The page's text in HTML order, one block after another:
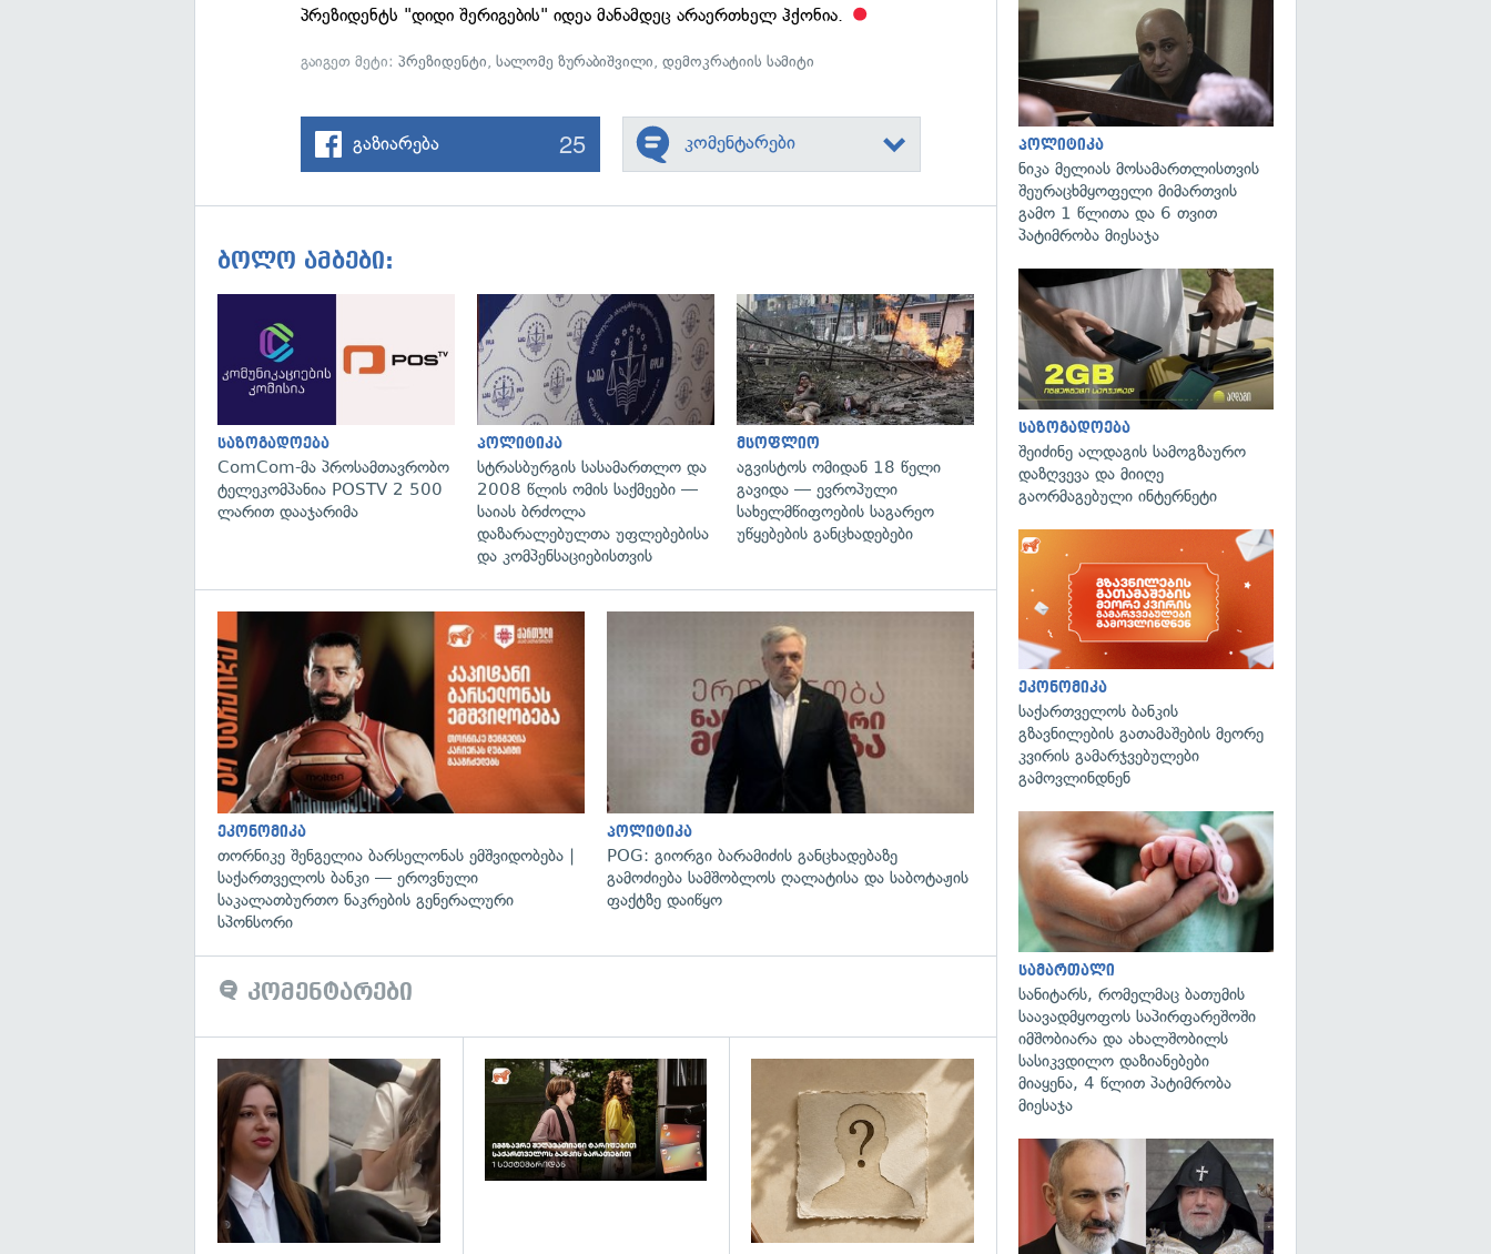
პრეზიდენტს "დიდი შერიგების" იდეა მანამდეც არაერთხელ ჰქონია.
გაიგეთ მეტი:პრეზიდენტი,სალომე ზურაბიშვილი,დემოკრატიის სამიტი
გაზიარება 25 კომენტარები
ბოლო ამბები:
გადახედვა
საზოგადოება
ComCom-მა პროსამთავრობო
ტელეკომპანია POSTV 2 500
ლარით დააჯარიმა
გადახედვა
პოლიტიკა
სტრასბურგის სასამართლო და
2008 წლის ომის საქმეები —
საიას ბრძოლა
დაზარალებულთა უფლებებისა
და კომპენსაციებისთვის
გადახედვა
მსოფლიო
აგვისტოს ომიდან 18 წელი
გავიდა — ევროპული
სახელმწიფოების საგარეო
უწყებების განცხადებები
ეკონომიკა
თორნიკე შენგელია ბარსელონას ემშვიდობება |
საქართველოს ბანკი — ეროვნული
საკალათბურთო ნაკრების გენერალური
სპონსორი
გადახედვა
პოლიტიკა
POG: გიორგი ბარამიძის განცხადებაზე
გამოძიება სამშობლოს ღალატისა და საბოტაჟის
ფაქტზე დაიწყო
კომენტარები
გადახედვა
პოლიტიკა
ნიკა მელიას მოსამართლისთვის
შეურაცხმყოფელი მიმართვის
გამო 1 წლითა და 6 თვით
პატიმრობა მიესაჯა
საზოგადოება
შეიძინე ალდაგის სამოგზაურო
დაზღვევა და მიიღე
გაორმაგებული ინტერნეტი
ეკონომიკა
საქართველოს ბანკის
გზავნილების გათამაშების მეორე
კვირის გამარჯვებულები
გამოვლინდნენ
სამართალი
სანიტარს, რომელმაც ბათუმის
საავადმყოფოს საპირფარეშოში
იმშობიარა და ახალშობილს
სასიკვდილო დაზიანებები
მიაყენა, 4 წლით პატიმრობა
მიესაჯა